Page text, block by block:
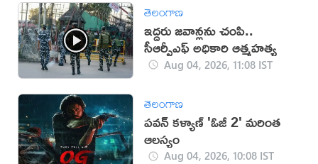
తెలంగాణ
ఇద్దరు జవాన్లను చంపి..
సీఆర్పీఎఫ్ అధికారి ఆత్మహత్య
Aug 04, 2026, 11:08 IST
తెలంగాణ
పవన్ కళ్యాణ్ 'ఓజీ 2' మరింత
ఆలస్యం
Aug 04, 2026, 10:08 IST